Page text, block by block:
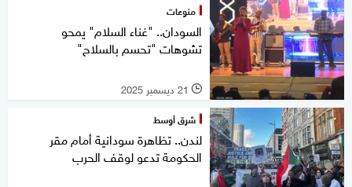
منوعات
السودان.. "غناء السلام" يمحو
تشوهات "تحسم بالسلاح"
l 21 ديسمبر 2025
شرق أوسط
لندن.. تظاهرة سودانية أمام مقر
الحكومة تدعو لوقف الحرب